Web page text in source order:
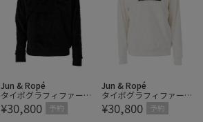
Jun & Ropé
タイポグラフィファーエ
ンボス 長袖プルオーバー
¥30,800 予約
Jun & Ropé
タイポグラフィファーエ
ンボス 長袖プルオーバー
¥30,800 予約